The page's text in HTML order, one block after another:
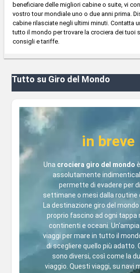
beneficiare delle migliori cabine o suite, vi
vostro tour mondiale uno o due anni prima.
cabine rilasciate negli ultimi minuti. Contatta
tutto il mondo per trovare la crociera dei tuoi
consigli e tariffe.
Tutto su Giro del Mondo
in breve
Una crociera giro del mondo
assolutamente
permette di evadere per
settimane o mesi dalla routine
La destinazione giro del
proprio fascino ad ogni tappa
continenti e oceani.
viaggi per mare in tutto il
di scegliere quello più adatto.
sono diversi, così come la
viaggio. Questi viaggi, su navi